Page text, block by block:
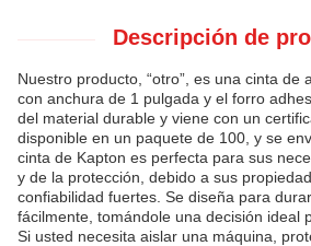
Descripción de
Nuestro producto, “otro”, es una cinta de
con anchura de 1 pulgada y el forro
del material durable y viene con un
disponible en un paquete de 100, y se
cinta de Kapton es perfecta para sus
y de la protección, debido a sus
confiabilidad fuertes. Se diseña para
fácilmente, tomándole una decisión ideal
Si usted necesita aislar una máquina,